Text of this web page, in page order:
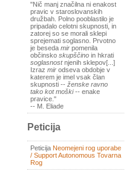
"Nič manj značilna ni enakost
pravic v staroslovanskih
družbah. Polno pooblastilo je
pripadalo celotni skupnosti, in
zatorej so se morali sklepi
sprejemati soglasno. Prvotno
je beseda mir pomenila
občinsko skupščino in hkrati
soglasnostnjenih sklepov[...]
Izraz mir odseva obdobje v
katerem je imel vsak član
skupnosti -- ženske ravno
tako kot moški-- enake
pravice."
-- M. Eliade
Peticija
Peticija Neomejeni rog uporabe
/ Support Autonomous Tovarna
Rog